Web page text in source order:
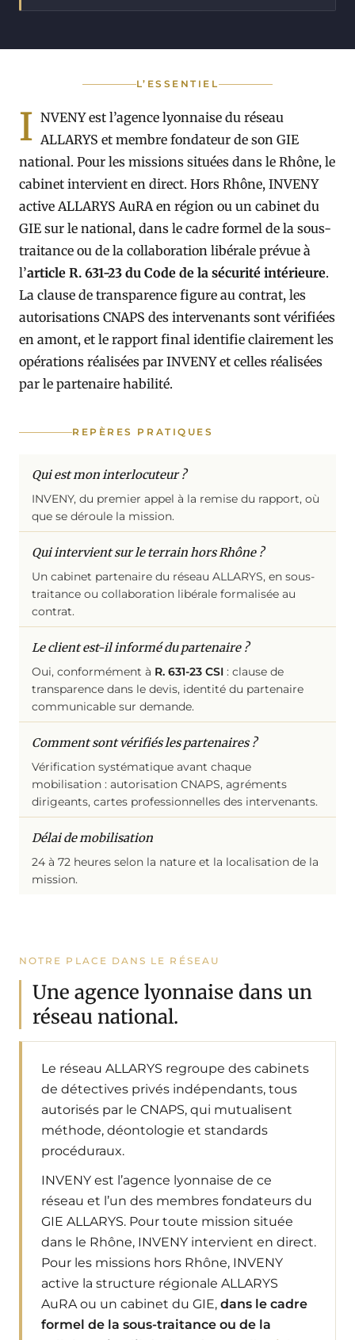
L’ESSENTIEL
I NVENY est l’agence lyonnaise du réseau
ALLARYS et membre fondateur de son GIE
national. Pour les missions situées dans le Rhône, le
cabinet intervient en direct. Hors Rhône, INVENY
active ALLARYS AuRA en région ou un cabinet du
GIE sur le national, dans le cadre formel de la sous-
traitance ou de la collaboration libérale prévue à
l’article R. 631-23 du Code de la sécurité intérieure.
La clause de transparence figure au contrat, les
autorisations CNAPS des intervenants sont vérifiées
en amont, et le rapport final identifie clairement les
opérations réalisées par INVENY et celles réalisées
par le partenaire habilité.
REPÈRES PRATIQUES
Qui est mon interlocuteur ?
INVENY, du premier appel à la remise du rapport, où
que se déroule la mission.
Qui intervient sur le terrain hors Rhône ?
Un cabinet partenaire du réseau ALLARYS, en sous-
traitance ou collaboration libérale formalisée au
contrat.
Le client est-il informé du partenaire ?
Oui, conformément à R. 631-23 CSI : clause de
transparence dans le devis, identité du partenaire
communicable sur demande.
Comment sont vérifiés les partenaires ?
Vérification systématique avant chaque
mobilisation : autorisation CNAPS, agréments
dirigeants, cartes professionnelles des intervenants.
Délai de mobilisation
24 à 72 heures selon la nature et la localisation de la
mission.
NOTRE PLACE DANS LE RÉSEAU
Une agence lyonnaise dans un
réseau national.
Le réseau ALLARYS regroupe des cabinets
de détectives privés indépendants, tous
autorisés par le CNAPS, qui mutualisent
méthode, déontologie et standards
procéduraux.
INVENY est l’agence lyonnaise de ce
réseau et l’un des membres fondateurs du
GIE ALLARYS. Pour toute mission située
dans le Rhône, INVENY intervient en direct.
Pour les missions hors Rhône, INVENY
active la structure régionale ALLARYS
AuRA ou un cabinet du GIE, dans le cadre
formel de la sous-traitance ou de la